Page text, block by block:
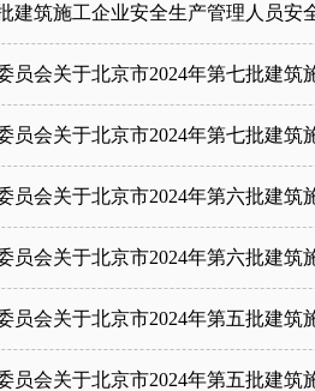
建筑施工企业安全生产管理人员安
员会关于北京市2024年第七批建
员会关于北京市2024年第七批建
员会关于北京市2024年第六批建
员会关于北京市2024年第六批建
员会关于北京市2024年第五批建
员会关于北京市2024年第五批建